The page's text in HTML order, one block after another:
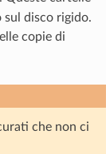
sul disco rigido.
copie di
che non ci